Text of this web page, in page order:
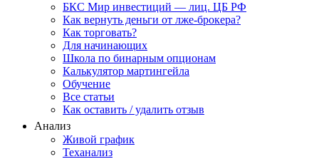
БКС Мир инвестиций — лиц. ЦБ РФ
Как вернуть деньги от лже-брокера?
Как торговать?
Для начинающих
Школа по бинарным опционам
Калькулятор мартингейла
Обучение
Все статьи
Как оставить / удалить отзыв
Анализ
Живой график
Теханализ